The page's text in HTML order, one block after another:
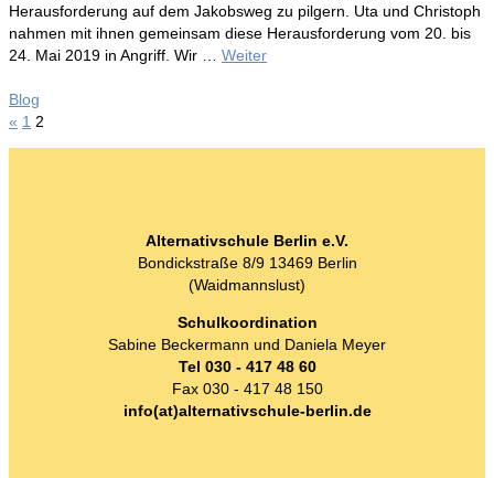
Herausforderung auf dem Jakobsweg zu pilgern. Uta und Christoph
nahmen mit ihnen gemeinsam diese Herausforderung vom 20. bis
24. Mai 2019 in Angriff. Wir … Weiter
Blog
Seitennummerierung
« 1 2
Alternativschule Berlin e.V.
Bondickstraße 8/9 13469 Berlin
(Waidmannslust)
Schulkoordination
Sabine Beckermann und Daniela Meyer
Tel 030 - 417 48 60
Fax 030 - 417 48 150
info(at)alternativschule-berlin.de